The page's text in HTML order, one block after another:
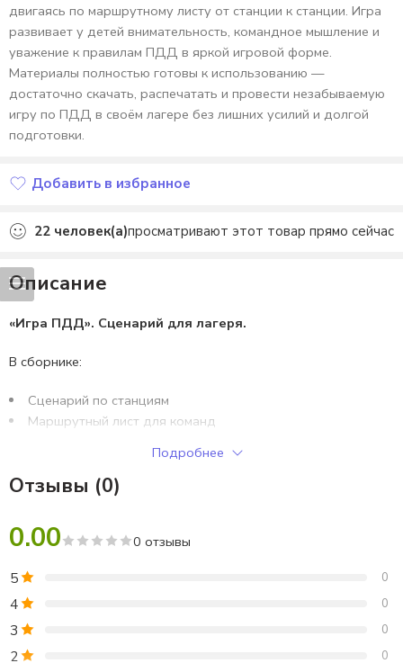
двигаясь по маршрутному листу от станции к станции. Игра
развивает у детей внимательность, командное мышление и
уважение к правилам ПДД в яркой игровой форме.
Материалы полностью готовы к использованию —
достаточно скачать, распечатать и провести незабываемую
игру по ПДД в своём лагере без лишних усилий и долгой
подготовки.
Добавить в избранное
22 человек(а)просматривают этот товар прямо сейчас
Описание
«Игра ПДД». Сценарий для лагеря.
В сборнике:
Сценарий по станциям
Маршрутный лист для команд
Грамоты с номинациями за станции
Памятка ПДД
Подробнее
Отзывы (0)
0.00 0 отзывы
5 0
4 0
3 0
2 0